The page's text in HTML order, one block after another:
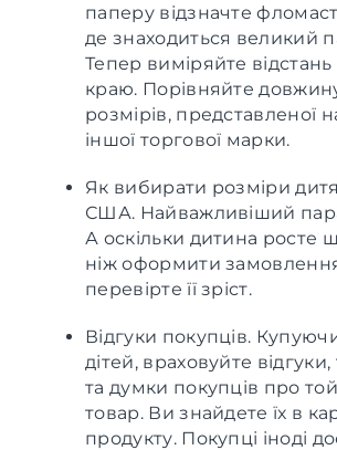
паперу відзначте
де знаходиться великий
Тепер виміряйте відстань
краю. Порівняйте
розмірів, представленої
іншої торгової марки.
Як вибирати розміри
США. Найважливіший
А оскільки дитина росте
ніж оформити
перевірте її зріст.
Відгуки покупців.
дітей, враховуйте
та думки покупців про
товар. Ви знайдете їх в
продукту. Покупці іноді